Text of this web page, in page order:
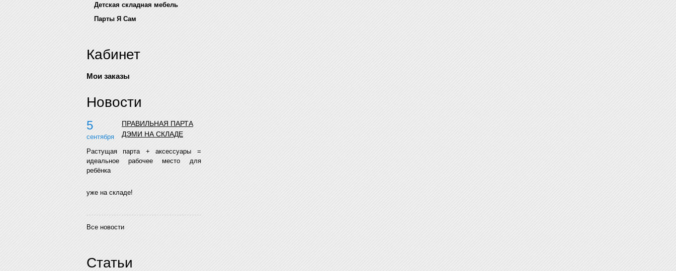
Детская складная мебель
Парты Я Сам
Кабинет
Мои заказы
Новости
5
сентября
ПРАВИЛЬНАЯ ПАРТА
ДЭМИ НА СКЛАДЕ
Растущая парта + аксессуары =
идеальное рабочее место для
ребёнка
уже на складе!
Все новости
Статьи